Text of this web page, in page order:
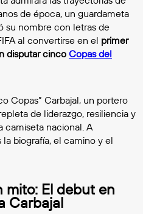
de época, un guardameta
su nombre con letras de
al convertirse en el primer
disputar cinco Copas del
Copas” Carbajal, un portero
de liderazgo, resiliencia y
camiseta nacional. A
biografía, el camino y el
mito: El debut en
Carbajal